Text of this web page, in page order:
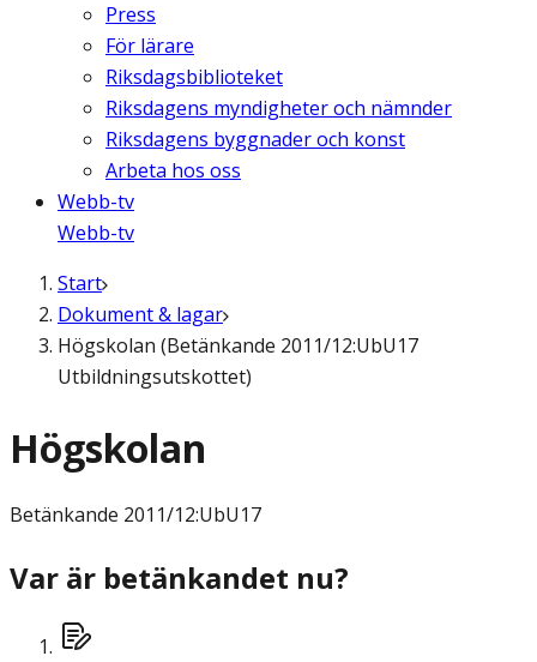
Press
För lärare
Riksdagsbiblioteket
Riksdagens myndigheter och nämnder
Riksdagens byggnader och konst
Arbeta hos oss
Webb-tv
Webb-tv
Start
Dokument & lagar
Högskolan (Betänkande 2011/12:UbU17
Utbildningsutskottet)
Högskolan
Betänkande 2011/12:UbU17
Var är betänkandet nu?